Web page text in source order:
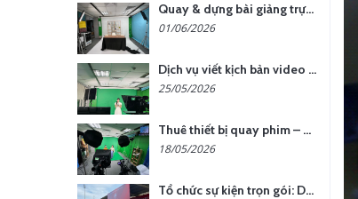
Quay & dựng bài giảng trực tuyến – Xu hướng đào tạo thời đại số
01/06/2026
Dịch vụ viết kịch bản video – Bước quan trọng quyết định thành công nội dung
25/05/2026
Thuê thiết bị quay phim – chụp ảnh: Giải pháp tối ưu chi phí cho doanh nghiệp
18/05/2026
Tổ chức sự kiện trọn gói: Doanh nghiệp được gì khi chọn đơn vị chuyên nghiệp?